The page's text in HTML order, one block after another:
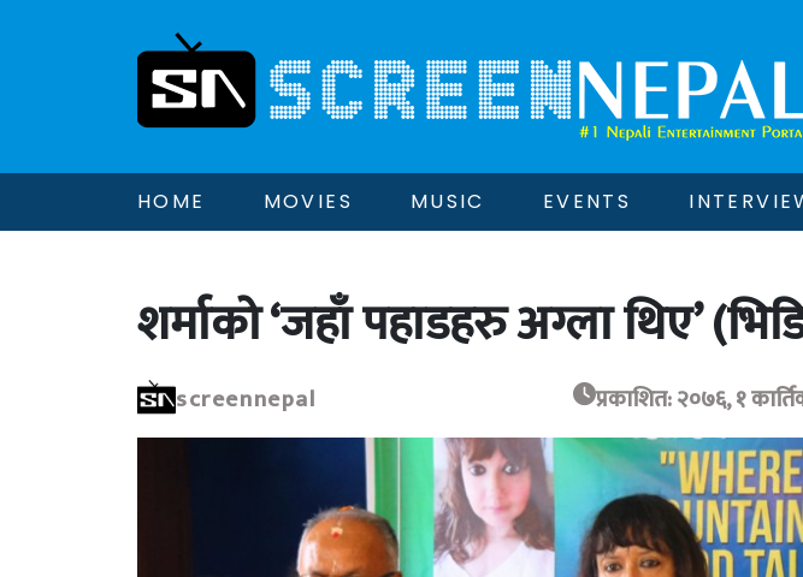
HOME MOVIES MUSIC EVENTS
शर्माको ‘जहाँ पहाडहरु अग्ला थिए’
screennepal प्रकाशित: २०७६, १